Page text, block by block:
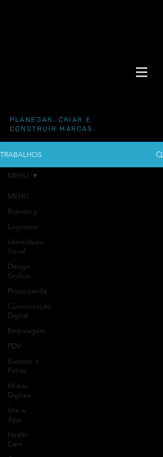
PLANEJAR, CRIAR E
CONSTRUIR MARCAS.
TRABALHOS
MENU
Branding
Logotipo
Identidade
Visual
Design
Gráfico
Propaganda
Comunicação
Digital
Embalagem
PDV
Eventos e
Feiras
Mídias
Digitais
Site e
App
Health
Care
MENU